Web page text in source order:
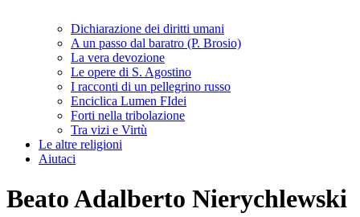
Dichiarazione dei diritti umani
A un passo dal baratro (P. Brosio)
La vera devozione
Le opere di S. Agostino
I racconti di un pellegrino russo
Enciclica Lumen FIdei
Forti nella tribolazione
Tra vizi e Virtù
Le altre religioni
Aiutaci
Beato Adalberto Nierychlewski